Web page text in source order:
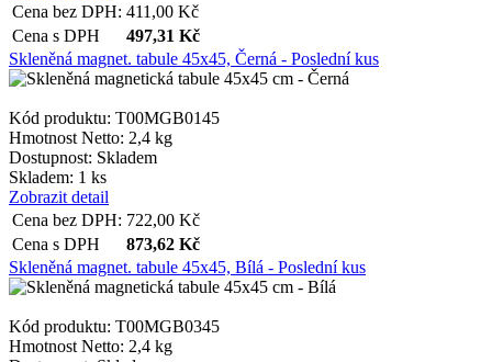
Cena bez DPH: 411,00 Kč
Cena s DPH
497,31 Kč
Skleněná magnet. tabule 45x45, Černá - Poslední kus
Kód produktu: T00MGB0145
Hmotnost Netto: 2,4 kg
Dostupnost: Skladem
Skladem: 1 ks
Zobrazit detail
Cena bez DPH: 722,00 Kč
Cena s DPH
873,62 Kč
Skleněná magnet. tabule 45x45, Bílá - Poslední kus
Kód produktu: T00MGB0345
Hmotnost Netto: 2,4 kg